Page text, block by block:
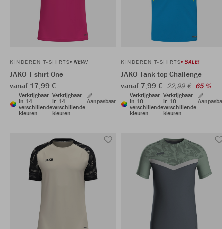
KINDEREN T-SHIRTS NEW!
JAKO T-shirt One
vanaf 17,99 €
Verkrijgbaar
in 14
verschillende
kleuren
Verkrijgbaar
in 14
verschillende
kleuren
Aanpasbaar
KINDEREN T-SHIRTS SALE!
JAKO Tank top Challenge
vanaf 7,99 € 22,99 € 65 %
Verkrijgbaar
in 10
verschillende
kleuren
Verkrijgbaar
in 10
verschillende
kleuren